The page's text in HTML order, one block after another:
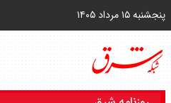
پنجشنبه ۱۵ مرداد ۱۴۰۵